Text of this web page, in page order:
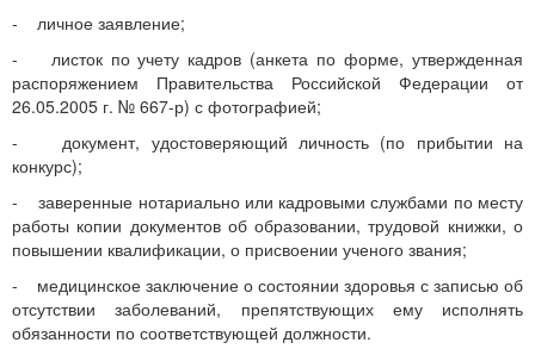
- личное заявление;
- листок по учету кадров (анкета по форме, утвержденная
распоряжением Правительства Российской Федерации от
26.05.2005 г. № 667-р) с фотографией;
- документ, удостоверяющий личность (по прибытии на
конкурс);
- заверенные нотариально или кадровыми службами по месту
работы копии документов об образовании, трудовой книжки, о
повышении квалификации, о присвоении ученого звания;
- медицинское заключение о состоянии здоровья с записью об
отсутствии заболеваний, препятствующих ему исполнять
обязанности по соответствующей должности.